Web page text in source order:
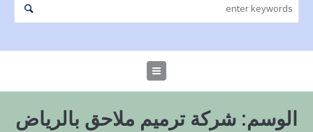
الوسم: شركة ترميم ملاحق بالرياض